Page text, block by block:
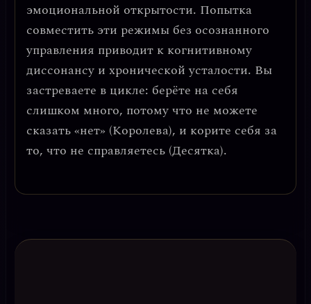
эмоциональной открытости. Попытка
совместить эти режимы без осознанного
управления приводит к когнитивному
диссонансу и хронической усталости. Вы
застреваете в цикле: берёте на себя
слишком много, потому что не можете
сказать «нет» (Королева), и корите себя за
то, что не справляетесь (Десятка).